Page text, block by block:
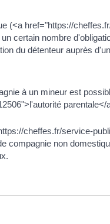
(<a href="https://
certain nombre
du détenteur auprès
à un mineur est
parentale</
cheffes.fr/service-
compagnie non